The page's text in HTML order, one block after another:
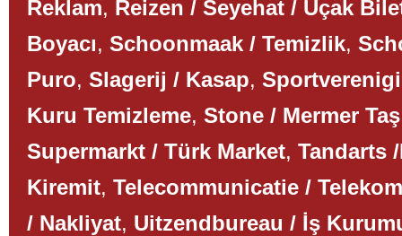
Reklam, Reizen / Seyehat / Uçak
Boyacı, Schoonmaak / Temizlik,
Puro, Slagerij / Kasap,
Kuru Temizleme, Stone / Mermer Taş
Supermarkt / Türk Market, Tandarts
Kiremit, Telecommunicatie / Telekom
/ Nakliyat, Uitzendbureau / İş